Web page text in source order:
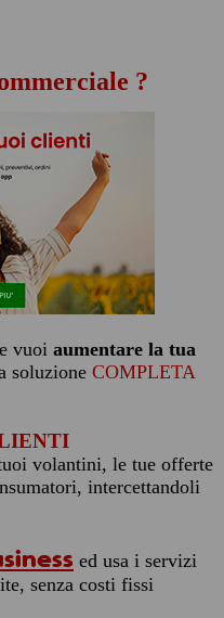
?
e vuoi aumentare la tua
soluzione COMPLETA
volantini, le tue offerte
intercettandoli
ed usa i servizi
senza costi fissi